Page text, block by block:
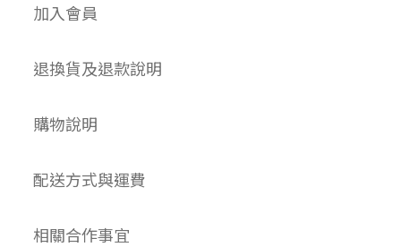
加入會員
退換貨及退款說明
購物說明
配送方式與運費
相關合作事宜